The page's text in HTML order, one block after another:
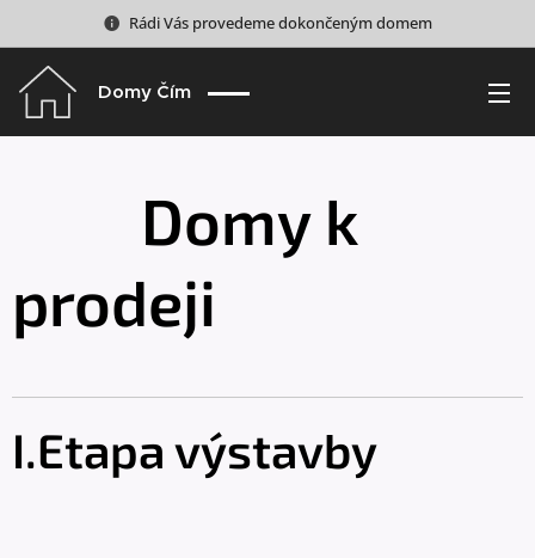
Rádi Vás provedeme dokončeným domem
Domy Čím
Domy k
prodeji
I.Etapa výstavby